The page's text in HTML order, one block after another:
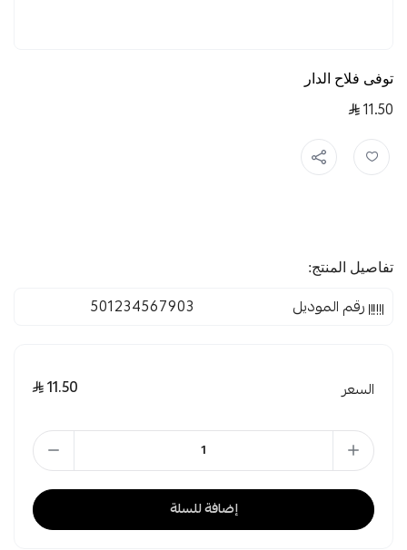
توفى فلاح الدار
11.50
تفاصيل المنتج:
رقم الموديل 501234567903
السعر 11.50
إضافة للسلة